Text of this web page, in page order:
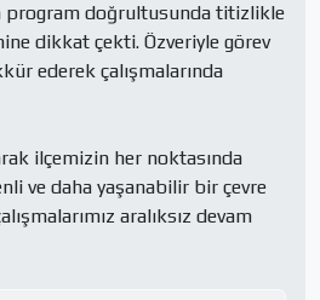
program doğrultusunda titizlikle
dikkat çekti. Özveriyle görev
ederek çalışmalarında
ilçemizin her noktasında
ve daha yaşanabilir bir çevre
aralıksız devam